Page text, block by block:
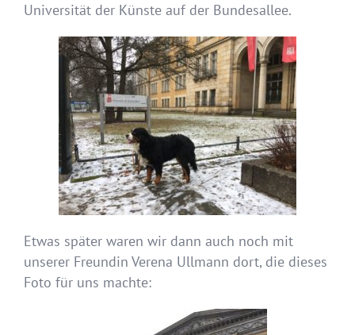
Universität der Künste auf der Bundesallee.
Etwas später waren wir dann auch noch mit
unserer Freundin Verena Ullmann dort, die dieses
Foto für uns machte: